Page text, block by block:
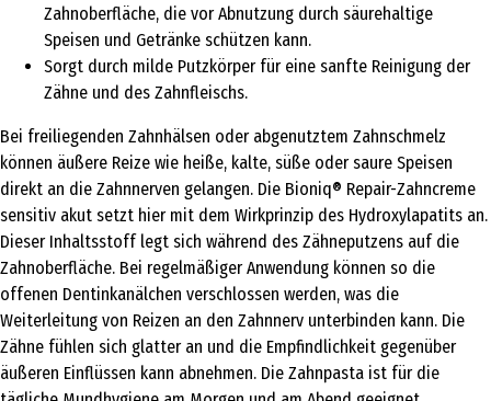
Zahnoberfläche, die vor Abnutzung durch säurehaltige
Speisen und Getränke schützen kann.
Sorgt durch milde Putzkörper für eine sanfte Reinigung der
Zähne und des Zahnfleischs.
Bei freiliegenden Zahnhälsen oder abgenutztem Zahnschmelz
können äußere Reize wie heiße, kalte, süße oder saure Speisen
direkt an die Zahnnerven gelangen. Die Bioniq® Repair-Zahncreme
sensitiv akut setzt hier mit dem Wirkprinzip des Hydroxylapatits an.
Dieser Inhaltsstoff legt sich während des Zähneputzens auf die
Zahnoberfläche. Bei regelmäßiger Anwendung können so die
offenen Dentinkanälchen verschlossen werden, was die
Weiterleitung von Reizen an den Zahnnerv unterbinden kann. Die
Zähne fühlen sich glatter an und die Empfindlichkeit gegenüber
äußeren Einflüssen kann abnehmen. Die Zahnpasta ist für die